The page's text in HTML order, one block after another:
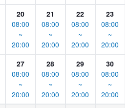
20
08:00
~
20:00
21
08:00
~
20:00
22
08:00
~
20:00
23
08:00
~
20:00
27
08:00
~
20:00
28
08:00
~
20:00
29
08:00
~
20:00
30
08:00
~
20:00